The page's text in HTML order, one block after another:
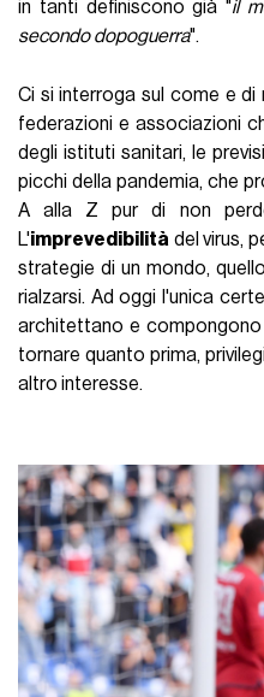
in tanti definiscono già "il
secondo dopoguerra".
Ci si interroga sul come e di
federazioni e associazioni
degli istituti sanitari, le
picchi della pandemia, che
A alla Z pur di non
L'imprevedibilità del virus,
strategie di un mondo,
rialzarsi. Ad oggi l'unica
architettano e
tornare quanto prima,
altro interesse.